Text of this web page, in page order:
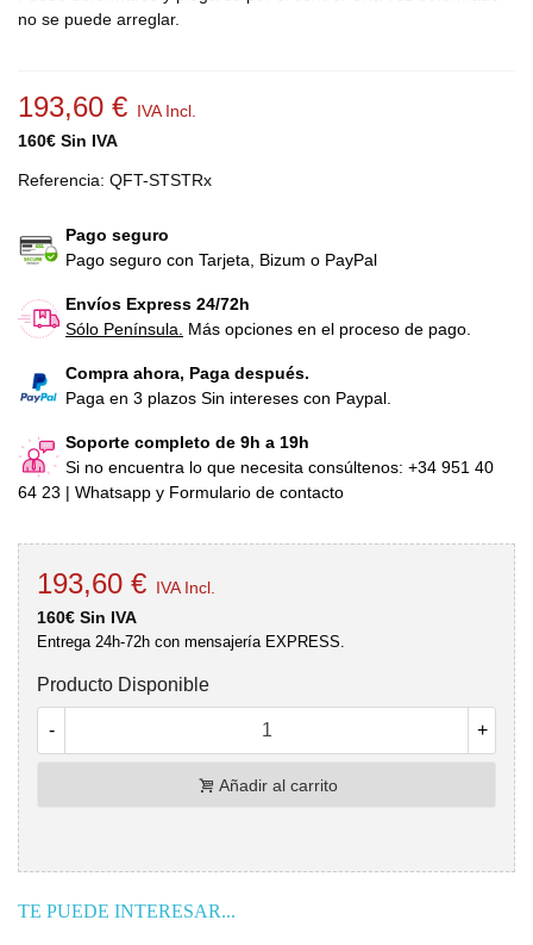
no se puede arreglar.
193,60 € IVA Incl.
160€ Sin IVA
Referencia: QFT-STSTRx
Pago seguro
Pago seguro con Tarjeta, Bizum o PayPal
Envíos Express 24/72h
Sólo Península.
Más opciones en el proceso de pago.
Compra ahora, Paga después.
Paga en 3 plazos Sin intereses con Paypal.
Soporte completo de 9h a 19h
Si no encuentra lo que necesita consúltenos: +34 951 40
64 23 | Whatsapp y Formulario de contacto
193,60 € IVA Incl.
160€ Sin IVA
Entrega 24h-72h con mensajería EXPRESS.
Producto Disponible
- +
Añadir al carrito
TE PUEDE INTERESAR...